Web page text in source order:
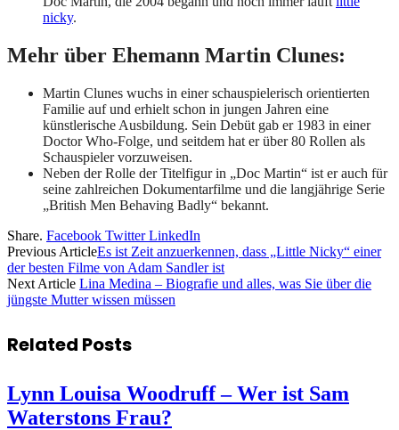
nicky.
Mehr über Ehemann Martin Clunes:
Martin Clunes wuchs in einer schauspielerisch orientierten
Familie auf und erhielt schon in jungen Jahren eine
künstlerische Ausbildung. Sein Debüt gab er 1983 in einer
Doctor Who-Folge, und seitdem hat er über 80 Rollen als
Schauspieler vorzuweisen.
Neben der Rolle der Titelfigur in „Doc Martin“ ist er auch für
seine zahlreichen Dokumentarfilme und die langjährige Serie
„British Men Behaving Badly“ bekannt.
Share. Facebook Twitter LinkedIn
Previous ArticleEs ist Zeit anzuerkennen, dass „Little Nicky“ einer
der besten Filme von Adam Sandler ist
Next Article Lina Medina – Biografie und alles, was Sie über die
jüngste Mutter wissen müssen
Related Posts
Lynn Louisa Woodruff – Wer ist Sam
Waterstons Frau?